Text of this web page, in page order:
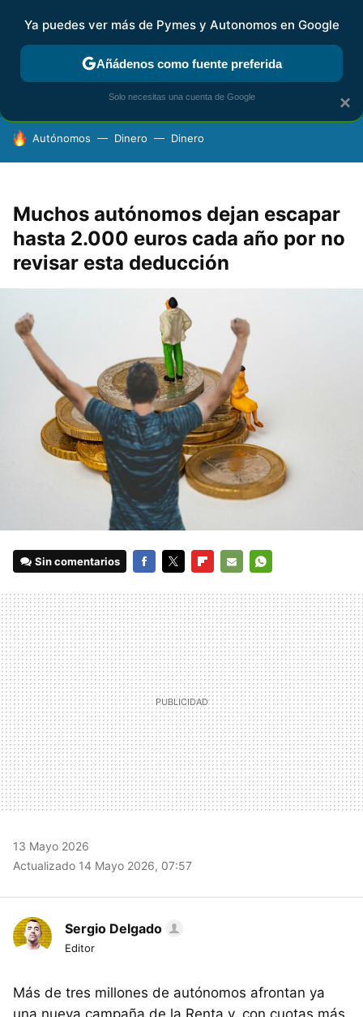
FISCALIDAD Y CONTABILIDAD KIT DIGITAL RENTA
HOY SE HABLA DE
Autónomos Dinero Dinero
Muchos autónomos dejan escapar
hasta 2.000 euros cada año por no
revisar esta deducción
Sin comentarios
MAIL
13 Mayo 2026
Actualizado 14 Mayo 2026, 07:57
Sergio Delgado
Editor
Más de tres millones de autónomos afrontan ya
×
Ya puedes ver más de Pymes y Autonomos en Google
Añádenos como fuente preferida
Solo necesitas una cuenta de Google